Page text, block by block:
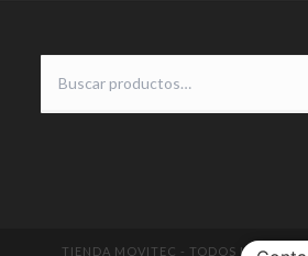
TIENDA MOVITEC - TODOS LOS